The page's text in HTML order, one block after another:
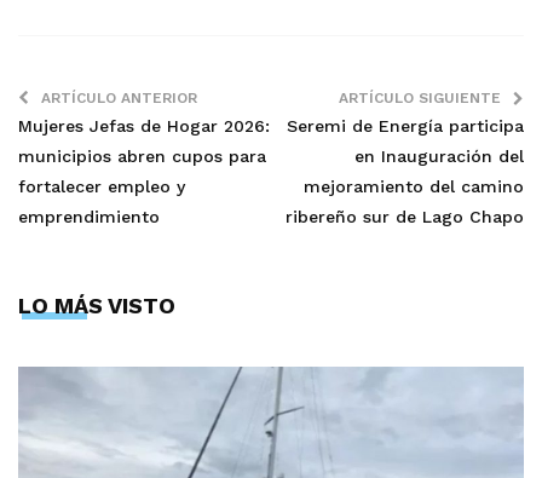
ARTÍCULO ANTERIOR
Mujeres Jefas de Hogar 2026:
municipios abren cupos para
fortalecer empleo y
emprendimiento
ARTÍCULO SIGUIENTE
Seremi de Energía participa
en Inauguración del
mejoramiento del camino
ribereño sur de Lago Chapo
LO MÁS VISTO